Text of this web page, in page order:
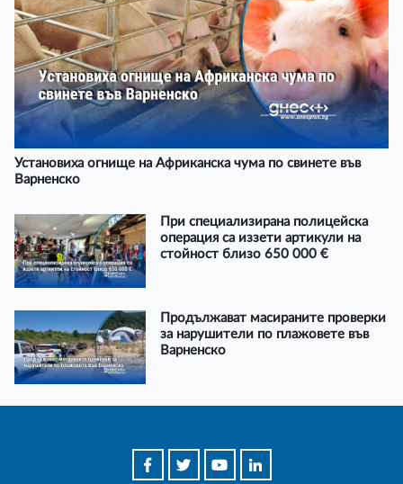
Установиха огнище на Африканска чума по свинете във
Варненско
При специализирана полицейска
операция са иззети артикули на
стойност близо 650 000 €
Продължават масираните проверки
за нарушители по плажовете във
Варненско